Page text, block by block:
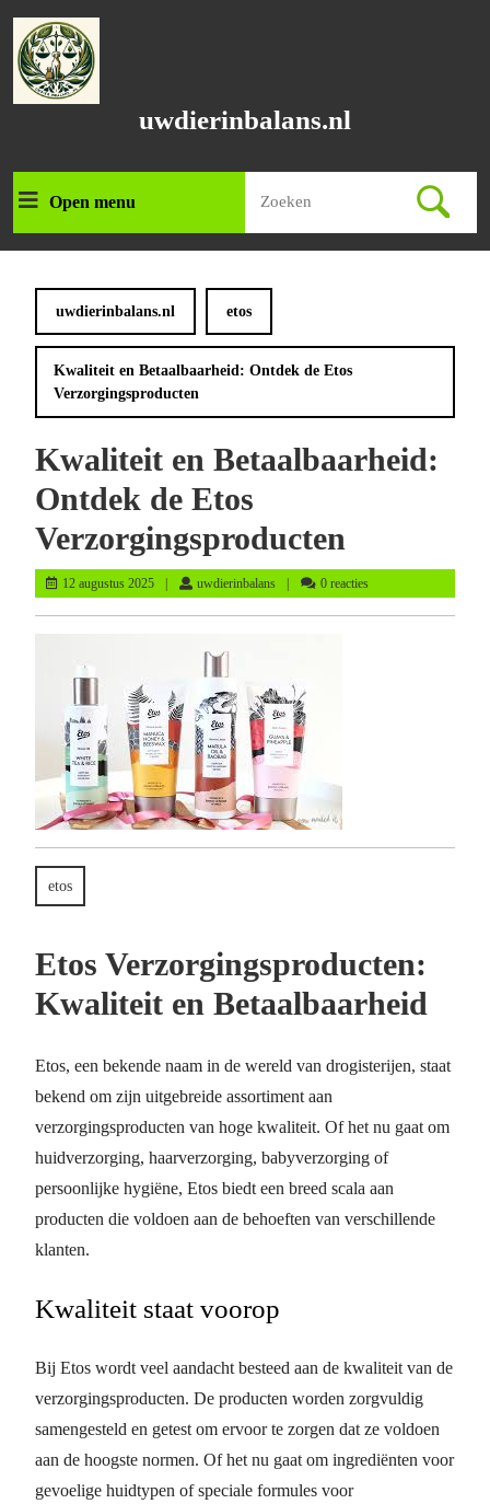
naar
inhoud
uwdierinbalans.nl
Open menuOpen
menu
naar:
uwdierinbalans.nl etos
Kwaliteit en Betaalbaarheid: Ontdek de Etos
Verzorgingsproducten
Kwaliteit en Betaalbaarheid:
Ontdek de Etos
Verzorgingsproducten
12 augustus 202512
augustus
uwdierinbalansuwdierinbalans
0 reacties
etos
Etos Verzorgingsproducten:
Kwaliteit en Betaalbaarheid
Etos, een bekende naam in de wereld van drogisterijen, staat
bekend om zijn uitgebreide assortiment aan
verzorgingsproducten van hoge kwaliteit. Of het nu gaat om
huidverzorging, haarverzorging, babyverzorging of
persoonlijke hygiëne, Etos biedt een breed scala aan
producten die voldoen aan de behoeften van verschillende
klanten.
Kwaliteit staat voorop
Bij Etos wordt veel aandacht besteed aan de kwaliteit van de
verzorgingsproducten. De producten worden zorgvuldig
samengesteld en getest om ervoor te zorgen dat ze voldoen
aan de hoogste normen. Of het nu gaat om ingrediënten voor
gevoelige huidtypen of speciale formules voor